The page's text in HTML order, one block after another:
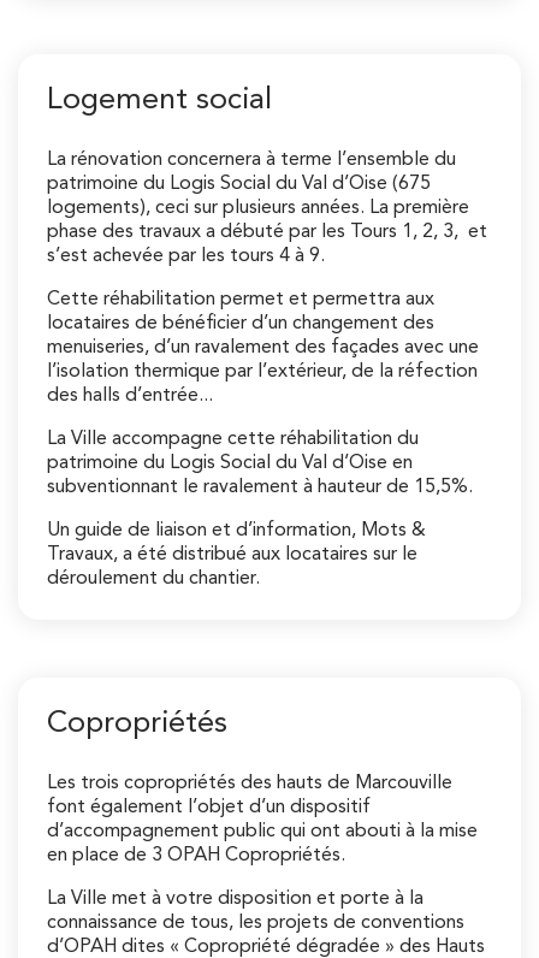
Logement social
La rénovation concernera à terme l’ensemble du
patrimoine du Logis Social du Val d’Oise (675
logements), ceci sur plusieurs années. La première
phase des travaux a débuté par les Tours 1, 2, 3, et
s’est achevée par les tours 4 à 9.
Cette réhabilitation permet et permettra aux
locataires de bénéficier d’un changement des
menuiseries, d’un ravalement des façades avec une
l’isolation thermique par l’extérieur, de la réfection
des halls d’entrée...
La Ville accompagne cette réhabilitation du
patrimoine du Logis Social du Val d’Oise en
subventionnant le ravalement à hauteur de 15,5%.
Un guide de liaison et d’information, Mots &
Travaux, a été distribué aux locataires sur le
déroulement du chantier.
Copropriétés
Les trois copropriétés des hauts de Marcouville
font également l’objet d’un dispositif
d’accompagnement public qui ont abouti à la mise
en place de 3 OPAH Copropriétés.
La Ville met à votre disposition et porte à la
connaissance de tous, les projets de conventions
d’OPAH dites « Copropriété dégradée » des Hauts